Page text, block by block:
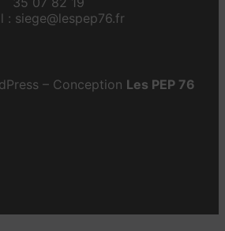
: siege@lespep76.fr
– Conception Les PEP 76